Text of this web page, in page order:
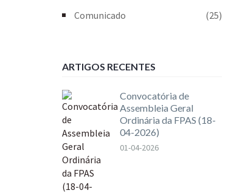
Comunicado
(25)
ARTIGOS RECENTES
Convocatória de
Assembleia Geral
Ordinária da FPAS (18-
04-2026)
01-04-2026